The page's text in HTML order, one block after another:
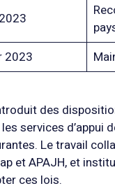
2023
des
services d’appui
Le travail
et APAJH, et
ces lois.